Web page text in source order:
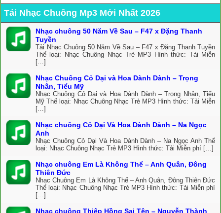
Tải Nhạc Chuông Mp3 Mới Nhất 2026
Nhạc chuông 50 Năm Về Sau – F47 x Đặng Thanh
Tuyền
Tải Nhạc Chuông 50 Năm Về Sau – F47 x Đặng Thanh Tuyền
Thể loại: Nhạc Chuông Nhạc Trẻ MP3 Hình thức: Tải Miễn
[…]
Nhạc Chuông Cỏ Dại và Hoa Dành Dành – Trọng
Nhân, Tiểu Mỹ
Nhạc Chuông Cỏ Dại và Hoa Dành Dành – Trọng Nhân, Tiểu
Mỹ Thể loại: Nhạc Chuông Nhạc Trẻ MP3 Hình thức: Tải Miễn
[…]
Nhạc chuông Cỏ Dại Và Hoa Dành Dành – Na Ngọc
Anh
Nhạc Chuông Cỏ Dại Và Hoa Dành Dành – Na Ngọc Anh Thể
loại: Nhạc Chuông Nhạc Trẻ MP3 Hình thức: Tải Miễn phí […]
Nhạc chuông Em Là Không Thể – Anh Quân, Đông
Thiên Đức
Nhạc Chuông Em Là Không Thể – Anh Quân, Đông Thiên Đức
Thể loại: Nhạc Chuông Nhạc Trẻ MP3 Hình thức: Tải Miễn phí
[…]
Nhạc chuông Thiệp Hồng Sai Tên – Nguyễn Thành